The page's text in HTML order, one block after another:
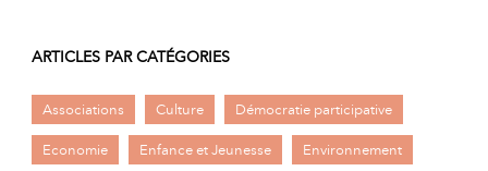
ARTICLES PAR CATÉGORIES
Associations Culture Démocratie participative
Economie Enfance et Jeunesse Environnement